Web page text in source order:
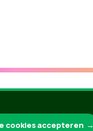
Groen.be
cookies accepteren